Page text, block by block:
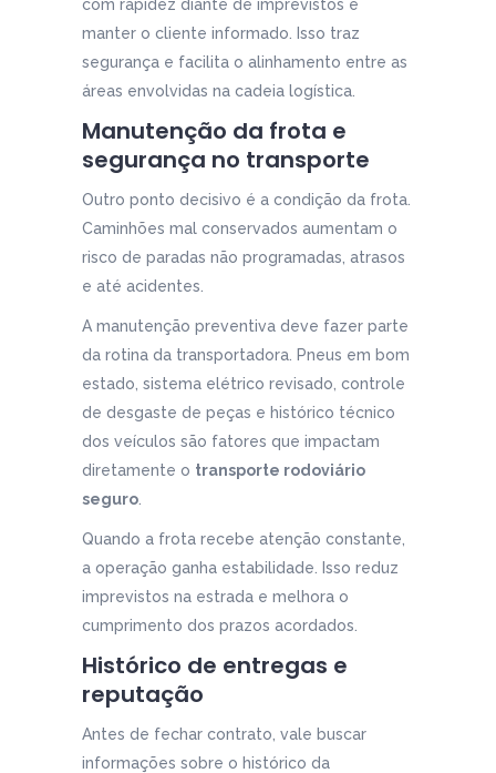
com rapidez diante de imprevistos e
manter o cliente informado. Isso traz
segurança e facilita o alinhamento entre as
áreas envolvidas na cadeia logística.
Manutenção da frota e
segurança no transporte
Outro ponto decisivo é a condição da frota.
Caminhões mal conservados aumentam o
risco de paradas não programadas, atrasos
e até acidentes.
A manutenção preventiva deve fazer parte
da rotina da transportadora. Pneus em bom
estado, sistema elétrico revisado, controle
de desgaste de peças e histórico técnico
dos veículos são fatores que impactam
diretamente o transporte rodoviário
seguro
Quando a frota recebe atenção constante,
a operação ganha estabilidade. Isso reduz
imprevistos na estrada e melhora o
cumprimento dos prazos acordados.
Histórico de entregas e
reputação
Antes de fechar contrato, vale buscar
informações sobre o histórico da